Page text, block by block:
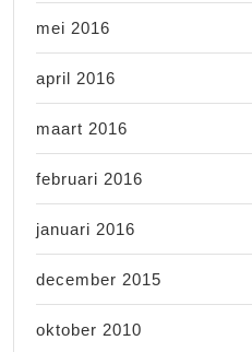
mei 2016
april 2016
maart 2016
februari 2016
januari 2016
december 2015
oktober 2010